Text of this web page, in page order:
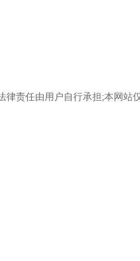
责任由用户自行承担;本网